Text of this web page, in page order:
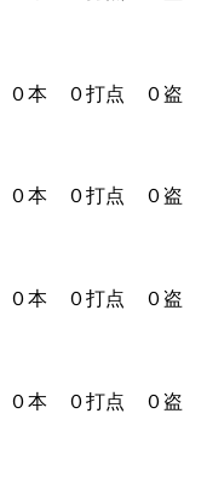
０打点 ０盗
０打点 ０盗
０打点 ０盗
０打点 ０盗